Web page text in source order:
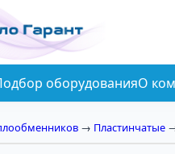
оборудованияО
→ Пластинчатые